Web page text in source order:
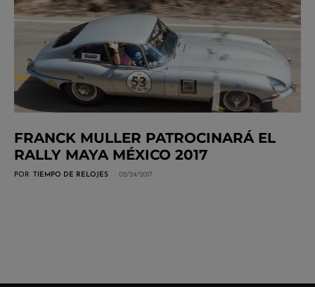
FRANCK MULLER PATROCINARÁ EL
RALLY MAYA MÉXICO 2017
POR TIEMPO DE RELOJES 02/24/2017